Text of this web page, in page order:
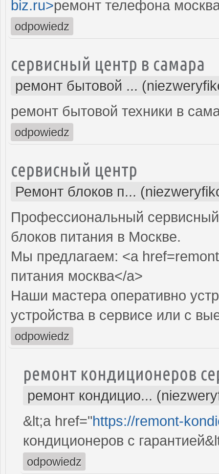
biz.ru>ремонт телефона
odpowiedz
сервисный центр в самара
ремонт бытовой ...
ремонт бытовой техники в
odpowiedz
сервисный центр
Ремонт блоков п...
Профессиональный
блоков питания в Москве.
Мы предлагаем: <a
питания москва</a>
Наши мастера оперативно
устройства в сервисе или с
odpowiedz
ремонт кондиционеров
ремонт кондицио...
&lt;a href="https://remont-
кондиционеров с
odpowiedz